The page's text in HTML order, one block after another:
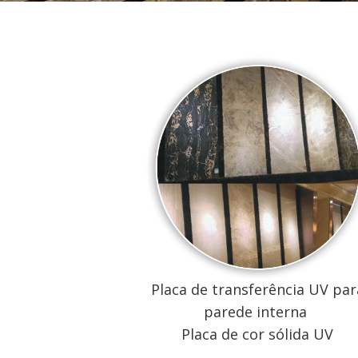
Placa de transferência UV
parede interna
Placa de cor sólida UV